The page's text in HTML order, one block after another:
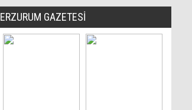
ERZURUM GAZETESİ